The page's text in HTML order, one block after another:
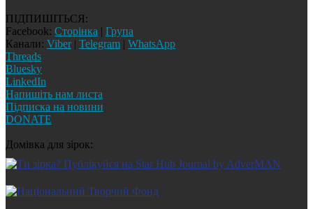
ПІДПИШІТЬСЯ:
Facebook: Сторінка | Група
Канали: Viber| Telegram | WhatsApp
Threads
Bluesky
LinkedIn
Напишіть нам листа
Підписка на новини
DONATE
Домівка для зірок: